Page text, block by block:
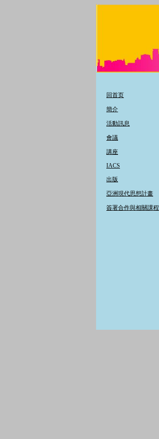
回首页
簡介
活動訊息
會議
講座
IACS
出版
亞洲現代思想計畫
簽署合作與相關課程